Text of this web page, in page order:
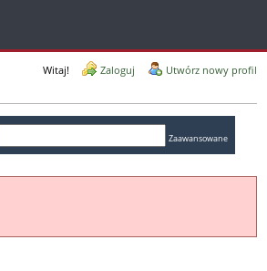
Witaj! Zaloguj
Utwórz nowy profil
Zaawansowane